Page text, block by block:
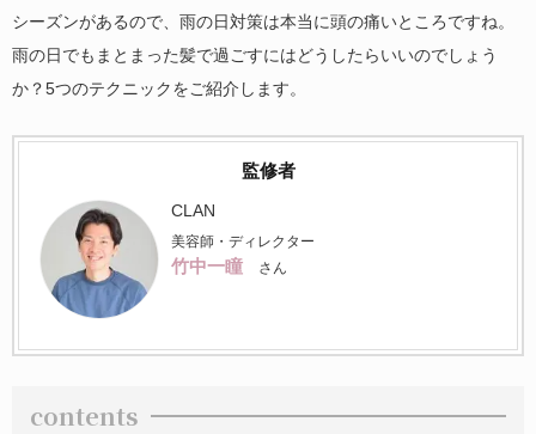
シーズンがあるので、雨の日対策は本当に頭の痛いところですね。
雨の日でもまとまった髪で過ごすにはどうしたらいいのでしょう
か？5つのテクニックをご紹介します。
監修者
CLAN
美容師・ディレクター
竹中一瞳 さん
contents